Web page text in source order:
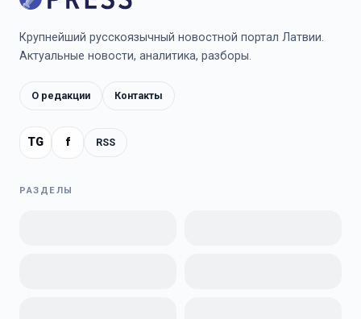
Крупнейший русскоязычный новостной портал Латвии.
Актуальные новости, аналитика, разборы.
О редакции Контакты
TG f RSS
РАЗДЕЛЫ